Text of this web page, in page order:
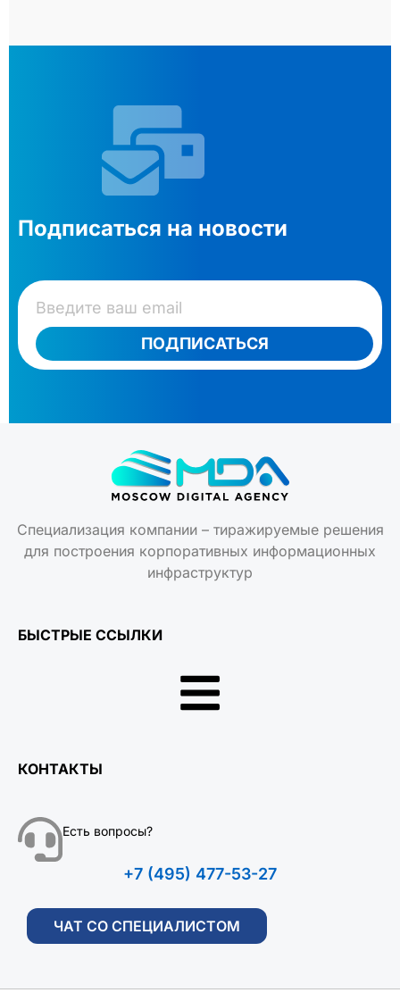
Подписаться на новости
ПОДПИСАТЬСЯ
Специализация компании – тиражируемые решения
для построения корпоративных информационных
инфраструктур
БЫСТРЫЕ ССЫЛКИ
КОНТАКТЫ
Есть вопросы?
+7 (495) 477-53-27
ЧАТ СО СПЕЦИАЛИСТОМ